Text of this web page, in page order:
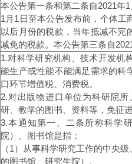
本公告第一条和第二条自2021年
1月1日至本公告发布前，个体工
以后月份的税款，当年抵减不完
减免的税款。本公告第三条自
1.对科学研究机构、技术开发机
能生产或性能不能满足需求的科
口环节增值税、消费税。
2.对出版物进口单位为科研院
研、教学的图书、资料等，免征
3.本通知第一、二条所称科学
院）、图书馆是指：
（1）从事科学研究工作的中央
的图书馆、研究生院）。